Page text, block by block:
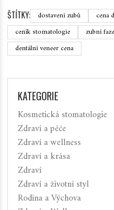
ŠTÍTKY: dostavení zubů
cena
ceník stomatologie
zubní
dentální veneer cena
KATEGORIE
Kosmetická stomatologie
Zdraví a péče
Zdraví a wellness
Zdraví a krása
Zdraví
Zdraví a životní styl
Rodina a Výchova